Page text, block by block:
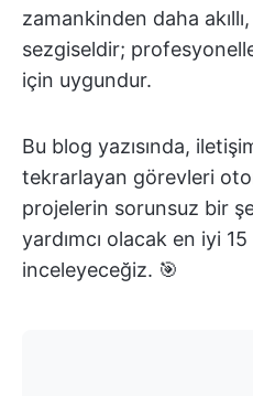
zamankinden daha
sezgiseldir;
için uygundur.
Bu blog yazısında,
tekrarlayan görevleri
projelerin sorunsuz bir
yardımcı olacak en iyi 15
inceleyeceğiz. 🎯